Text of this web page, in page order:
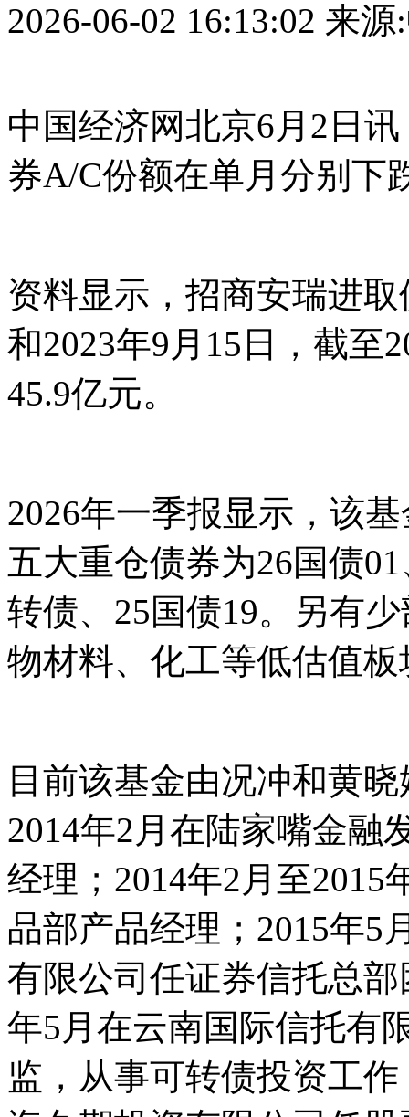
2026-06-02 16:13:02 来源
中国经济网北京6月2日
券A/C份额在单月分别下
资料显示，招商安瑞进
和2023年9月15日，截至
45.9亿元。
2026年一季报显示，该
五大重仓债券为26国债
转债、25国债19。另有
物材料、化工等低估值板
目前该基金由况冲和黄
2014年2月在陆家嘴金融
经理；2014年2月至2015
品部产品经理；2015年5
有限公司任证券信托总
年5月在云南国际信托有
监，从事可转债投资工